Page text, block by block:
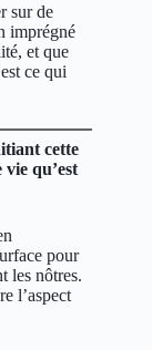
sur de
imprégné
et que
ce qui
cette
qu’est
pour
les nôtres.
l’aspect